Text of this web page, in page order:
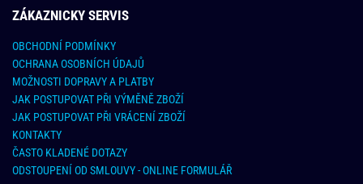
ZÁKAZNICKY SERVIS
OBCHODNÍ PODMÍNKY
OCHRANA OSOBNÍCH ÚDAJŮ
MOŽNOSTI DOPRAVY A PLATBY
JAK POSTUPOVAT PŘI VÝMĚNĚ ZBOŽÍ
JAK POSTUPOVAT PŘI VRÁCENÍ ZBOŽÍ
KONTAKTY
ČASTO KLADENÉ DOTAZY
ODSTOUPENÍ OD SMLOUVY - ONLINE FORMULÁŘ